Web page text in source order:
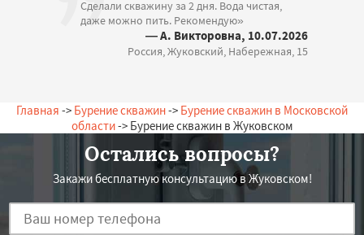
Сделали скважину за 2 дня. Вода чистая,
даже можно пить. Рекомендую»
— А. Викторовна, 10.07.2026
Россия, Жуковский, Набережная, 15
Главная -> Бурение скважин-> Бурение скважин в Московской
области-> Бурение скважин в Жуковском
Остались вопросы?
Закажи бесплатную консультацию в Жуковском!